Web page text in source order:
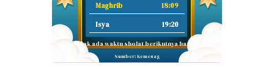
Maghrib 18:09
Isya 19:20
Tidak ada waktu sholat berikutnya hari ini.
Sumber: Kemenag